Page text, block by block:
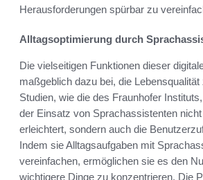
Herausforderungen spürbar zu
Alltagsoptimierung durch
Die vielseitigen Funktionen dieser
maßgeblich dazu bei, die Lebensqualität
Studien, wie die des Fraunhofer
der Einsatz von Sprachassistenten
erleichtert, sondern auch die
Indem sie Alltagsaufgaben mit
vereinfachen, ermöglichen sie es den
wichtigere Dinge zu konzentrieren. Die